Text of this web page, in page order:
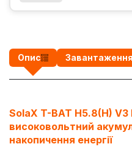
Опис Завантаження
SolaX T-BAT H5.8(H)
високовольтний
накопичення енергії